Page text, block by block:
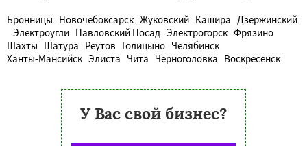
Бронницы Новочебоксарск Жуковский Кашира Дзержинский
Электроугли Павловский Посад Электрогорск Фрязино
Шахты Шатура Реутов Голицыно Челябинск
Ханты-Мансийск Элиста Чита Черноголовка Воскресенск
У Вас свой бизнес?